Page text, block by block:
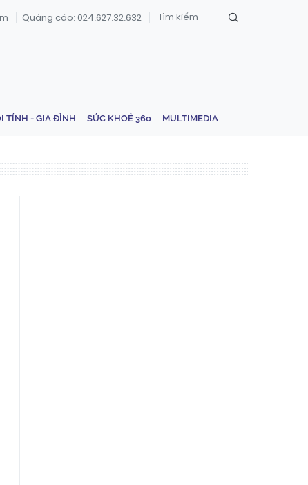
Quảng cáo: 024.627.32.632
TÍNH - GIA ĐÌNH SỨC KHOẺ 360 MULTIMEDIA